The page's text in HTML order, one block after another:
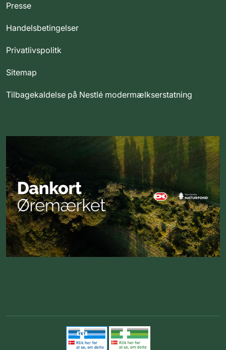
Presse
Handelsbetingelser
Privatlivspolitk
Sitemap
Tilbagekaldelse på Nestlé modermælkserstatning